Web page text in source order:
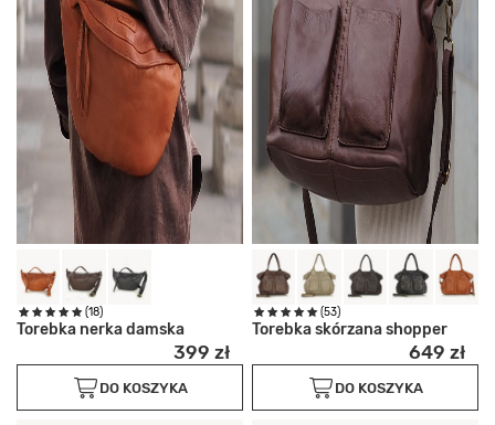
(18)
Torebka nerka damska
399 zł
DO KOSZYKA
(53)
Torebka skórzana shopper
649 zł
DO KOSZYKA